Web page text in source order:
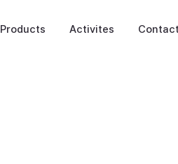
Products Activites Contact